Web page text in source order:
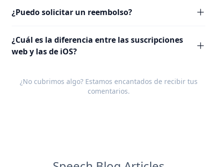
¿Puedo solicitar un reembolso?
¿Cuál es la diferencia entre las suscripciones
web y las de iOS?
¿No cubrimos algo? Estamos encantados de recibir tus
comentarios.